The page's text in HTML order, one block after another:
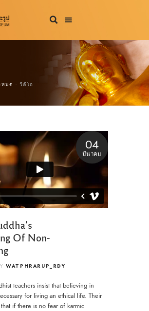
หมด วีดีโอ
04
มีนาคม
Of Non-
WATPHRARUP_RDY
teachers insist that believing in
for living an ethical life. Their
if there is no fear of karmic